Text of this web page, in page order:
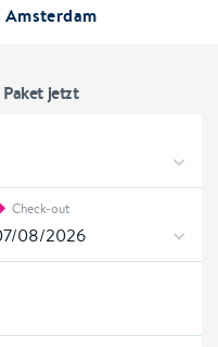
Amsterdam
Paket jetzt
Check-out